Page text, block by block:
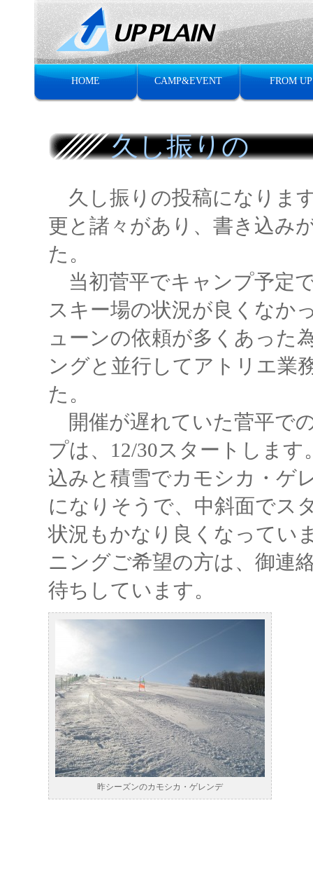
HOME CAMP&EVENT FROM UP
久し振りの
久し振りの投稿になりま
更と諸々があり、書き込み
た。
当初菅平でキャンプ予定
スキー場の状況が良くなか
ューンの依頼が多くあった
ングと並行してアトリエ業
た。
開催が遅れていた菅平で
プは、12/30スタートします
込みと積雪でカモシカ・ゲ
になりそうで、中斜面でス
状況もかなり良くなってい
ニングご希望の方は、御連
待ちしています。
昨シーズンのカモシカ・ゲレンデ